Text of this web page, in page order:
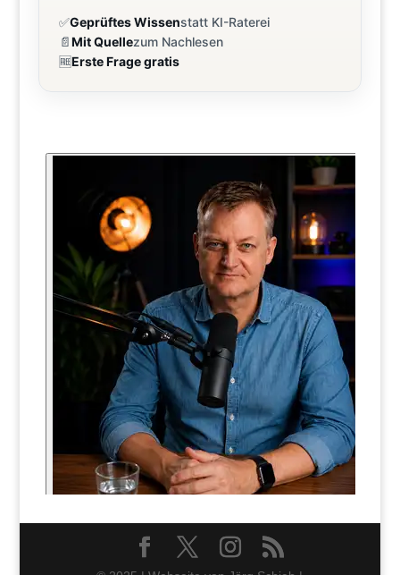
✅Geprüftes Wissenstatt KI-Raterei
📄Mit Quellezum Nachlesen
🆓Erste Frage gratis